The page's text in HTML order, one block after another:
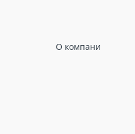
О компани